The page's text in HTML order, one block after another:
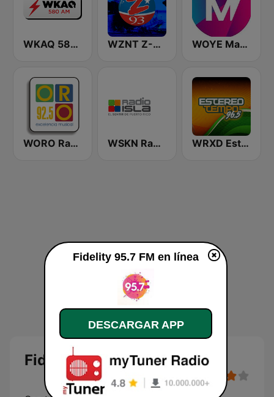
WKAQ 580 AM WZNT Z-93 FM WOYE Magic 97.3 FM
WORO Radio Oro 92.5 FM WSKN Radio Isla 1320 AM WRXD Estereotempo 96.5 FM
Fidelity 95.7 FM
Fidelity 95.7 FM en línea
DESCARGAR APP